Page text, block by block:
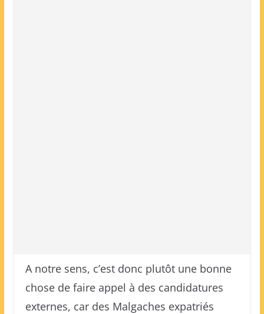
A notre sens, c’est donc plutôt une bonne
chose de faire appel à des candidatures
externes, car des Malgaches expatriés